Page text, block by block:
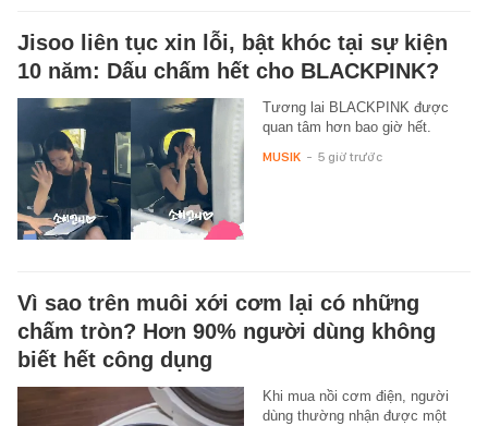
Jisoo liên tục xin lỗi, bật khóc tại sự kiện
10 năm: Dấu chấm hết cho BLACKPINK?
Tương lai BLACKPINK được
quan tâm hơn bao giờ hết.
MUSIK - 5 giờ trước
Vì sao trên muôi xới cơm lại có những
chấm tròn? Hơn 90% người dùng không
biết hết công dụng
Khi mua nồi cơm điện, người
dùng thường nhận được một